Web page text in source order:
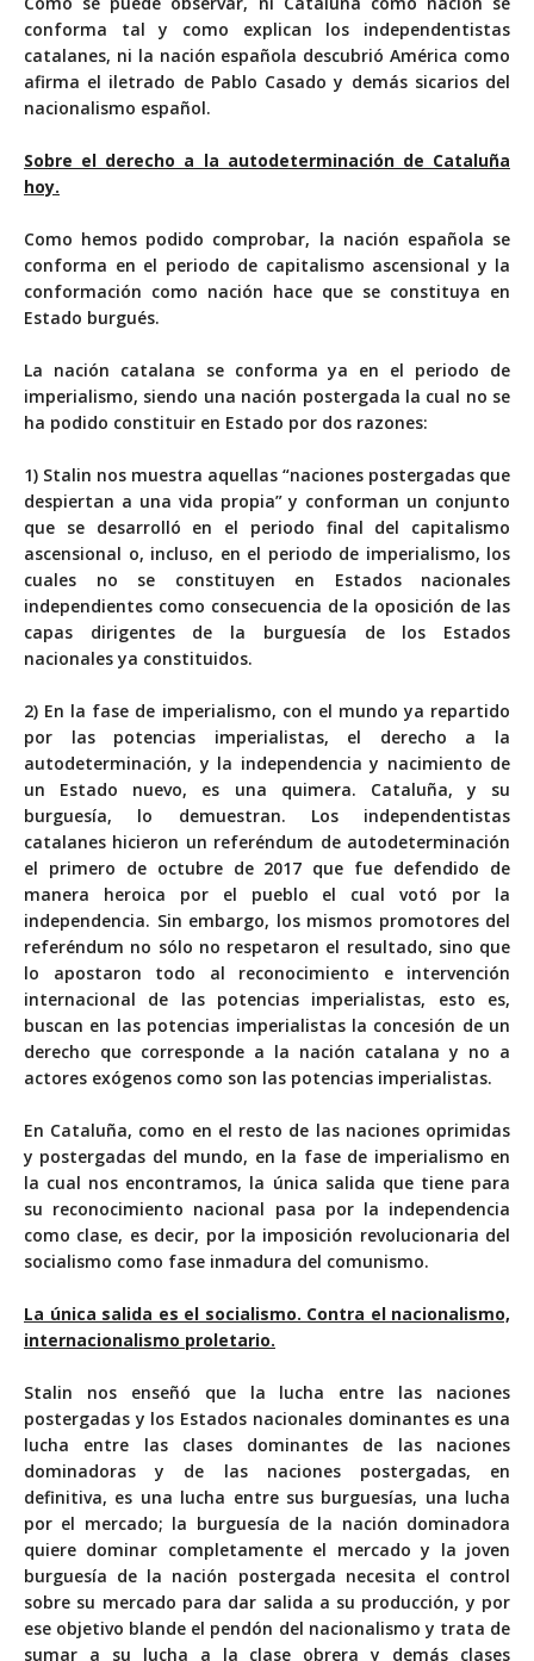
conforma tal y como explican los independentistas
catalanes, ni la nación española descubrió América como
afirma el iletrado de Pablo Casado y demás sicarios del
nacionalismo español.
Sobre el derecho a la autodeterminación de Cataluña
hoy.
Como hemos podido comprobar, la nación española se
conforma en el periodo de capitalismo ascensional y la
conformación como nación hace que se constituya en
Estado burgués.
La nación catalana se conforma ya en el periodo de
imperialismo, siendo una nación postergada la cual no se
ha podido constituir en Estado por dos razones:
1) Stalin nos muestra aquellas “naciones postergadas que
despiertan a una vida propia” y conforman un conjunto
que se desarrolló en el periodo final del capitalismo
ascensional o, incluso, en el periodo de imperialismo, los
cuales no se constituyen en Estados nacionales
independientes como consecuencia de la oposición de las
capas dirigentes de la burguesía de los Estados
nacionales ya constituidos.
2) En la fase de imperialismo, con el mundo ya repartido
por las potencias imperialistas, el derecho a la
autodeterminación, y la independencia y nacimiento de
un Estado nuevo, es una quimera. Cataluña, y su
burguesía, lo demuestran. Los independentistas
catalanes hicieron un referéndum de autodeterminación
el primero de octubre de 2017 que fue defendido de
manera heroica por el pueblo el cual votó por la
independencia. Sin embargo, los mismos promotores del
referéndum no sólo no respetaron el resultado, sino que
lo apostaron todo al reconocimiento e intervención
internacional de las potencias imperialistas, esto es,
buscan en las potencias imperialistas la concesión de un
derecho que corresponde a la nación catalana y no a
actores exógenos como son las potencias imperialistas.
En Cataluña, como en el resto de las naciones oprimidas
y postergadas del mundo, en la fase de imperialismo en
la cual nos encontramos, la única salida que tiene para
su reconocimiento nacional pasa por la independencia
como clase, es decir, por la imposición revolucionaria del
socialismo como fase inmadura del comunismo.
La única salida es el socialismo. Contra el nacionalismo,
internacionalismo proletario.
Stalin nos enseñó que la lucha entre las naciones
postergadas y los Estados nacionales dominantes es una
lucha entre las clases dominantes de las naciones
dominadoras y de las naciones postergadas, en
definitiva, es una lucha entre sus burguesías, una lucha
por el mercado; la burguesía de la nación dominadora
quiere dominar completamente el mercado y la joven
burguesía de la nación postergada necesita el control
sobre su mercado para dar salida a su producción, y por
ese objetivo blande el pendón del nacionalismo y trata de
sumar a su lucha a la clase obrera y demás clases